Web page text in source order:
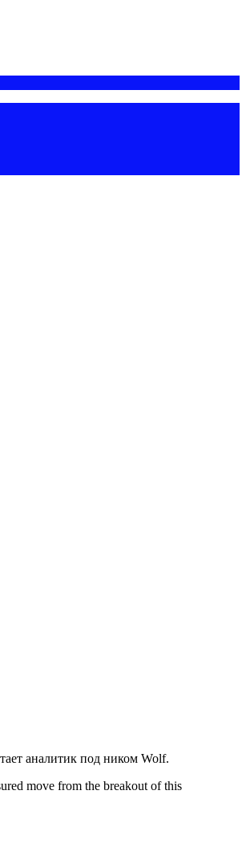
аналитик под ником Wolf.
move from the breakout of this